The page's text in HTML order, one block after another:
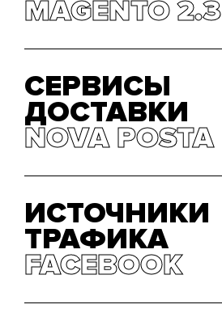
MAGENTO 2.3
MAGENTO 2.3
СЕРВИСЫ
ДОСТАВКИ
NOVA POSTA
NOVA POSTA
ИСТОЧНИКИ
ТРАФИКА
FACEBOOK
FACEBOOK